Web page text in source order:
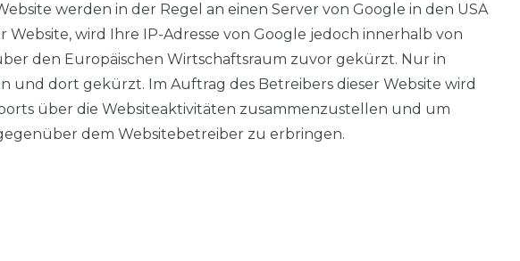
werden in der Regel an einen Server von Google in den USA
wird Ihre IP-Adresse von Google jedoch innerhalb von
den Europäischen Wirtschaftsraum zuvor gekürzt. Nur in
und dort gekürzt. Im Auftrag des Betreibers dieser Website wird
über die Websiteaktivitäten zusammenzustellen und um
dem Websitebetreiber zu erbringen.